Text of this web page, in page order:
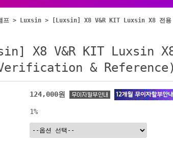
프 > Luxsin > [Luxsin] X8 V&R KIT Luxsin X8 전
X8 V&R KIT Luxsin
&
124,000원
1%